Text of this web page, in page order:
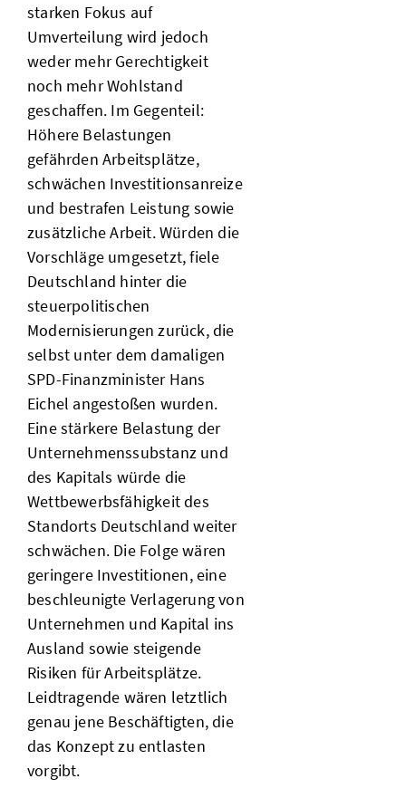
starken Fokus auf
Umverteilung wird jedoch
weder mehr Gerechtigkeit
noch mehr Wohlstand
geschaffen. Im Gegenteil:
Höhere Belastungen
gefährden Arbeitsplätze,
schwächen Investitionsanreize
und bestrafen Leistung sowie
zusätzliche Arbeit. Würden die
Vorschläge umgesetzt, fiele
Deutschland hinter die
steuerpolitischen
Modernisierungen zurück, die
selbst unter dem damaligen
SPD-Finanzminister Hans
Eichel angestoßen wurden.
Eine stärkere Belastung der
Unternehmenssubstanz und
des Kapitals würde die
Wettbewerbsfähigkeit des
Standorts Deutschland weiter
schwächen. Die Folge wären
geringere Investitionen, eine
beschleunigte Verlagerung von
Unternehmen und Kapital ins
Ausland sowie steigende
Risiken für Arbeitsplätze.
Leidtragende wären letztlich
genau jene Beschäftigten, die
das Konzept zu entlasten
vorgibt.